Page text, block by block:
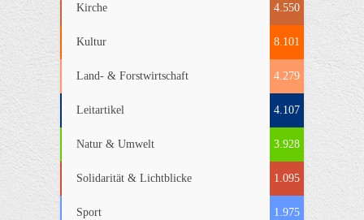
Kirche 4.550
Kultur 8.101
Land- & Forstwirtschaft 4.279
Leitartikel 4.107
Natur & Umwelt 3.928
Solidarität & Lichtblicke 1.095
Sport 1.975